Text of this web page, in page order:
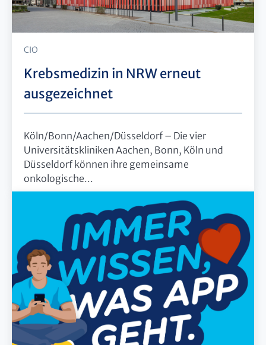
CIO
Krebsmedizin in NRW erneut
ausgezeichnet
Köln/Bonn/Aachen/Düsseldorf – Die vier
Universitätskliniken Aachen, Bonn, Köln und
Düsseldorf können ihre gemeinsame
onkologische...